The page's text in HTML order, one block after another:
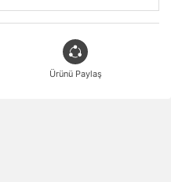
Ürünü Paylaş